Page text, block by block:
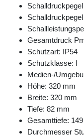
Gesamtdruck
Schutzart: IP54
Schutzklasse: I
Medien-/
Höhe: 320 mm
Breite: 320 mm
Tiefe: 82 mm
Gesamttiefe:
Durchmesser